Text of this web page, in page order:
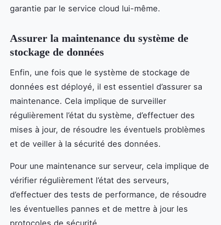
garantie par le service cloud lui-même.
Assurer la maintenance du système de
stockage de données
Enfin, une fois que le système de stockage de
données est déployé, il est essentiel d’assurer sa
maintenance. Cela implique de surveiller
régulièrement l’état du système, d’effectuer des
mises à jour, de résoudre les éventuels problèmes
et de veiller à la sécurité des données.
Pour une maintenance sur serveur, cela implique de
vérifier régulièrement l’état des serveurs,
d’effectuer des tests de performance, de résoudre
les éventuelles pannes et de mettre à jour les